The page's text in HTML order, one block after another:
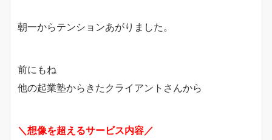
朝一からテンションあがりました。
前にもね
他の起業塾からきたクライアントさんから
＼想像を超えるサービス内容／